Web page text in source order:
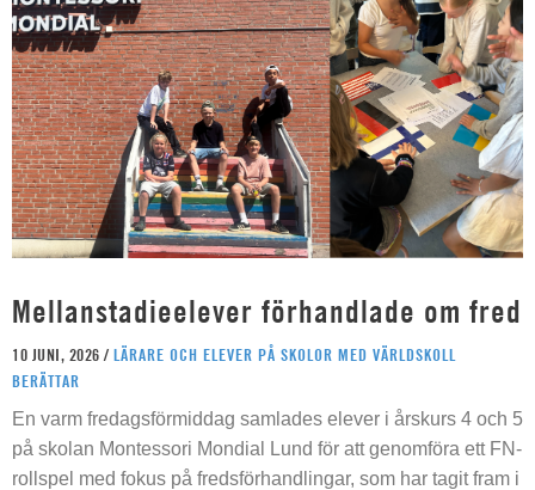
Mellanstadieelever förhandlade om fred
10 JUNI, 2026 / LÄRARE OCH ELEVER PÅ SKOLOR MED VÄRLDSKOLL
BERÄTTAR
En varm fredagsförmiddag samlades elever i årskurs 4 och 5
på skolan Montessori Mondial Lund för att genomföra ett FN-
rollspel med fokus på fredsförhandlingar, som har tagit fram i